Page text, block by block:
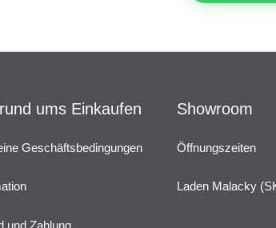
ums Einkaufen
Geschäftsbedingungen
und Zahlung
Showroom
Öffnungszeiten
Laden Malacky